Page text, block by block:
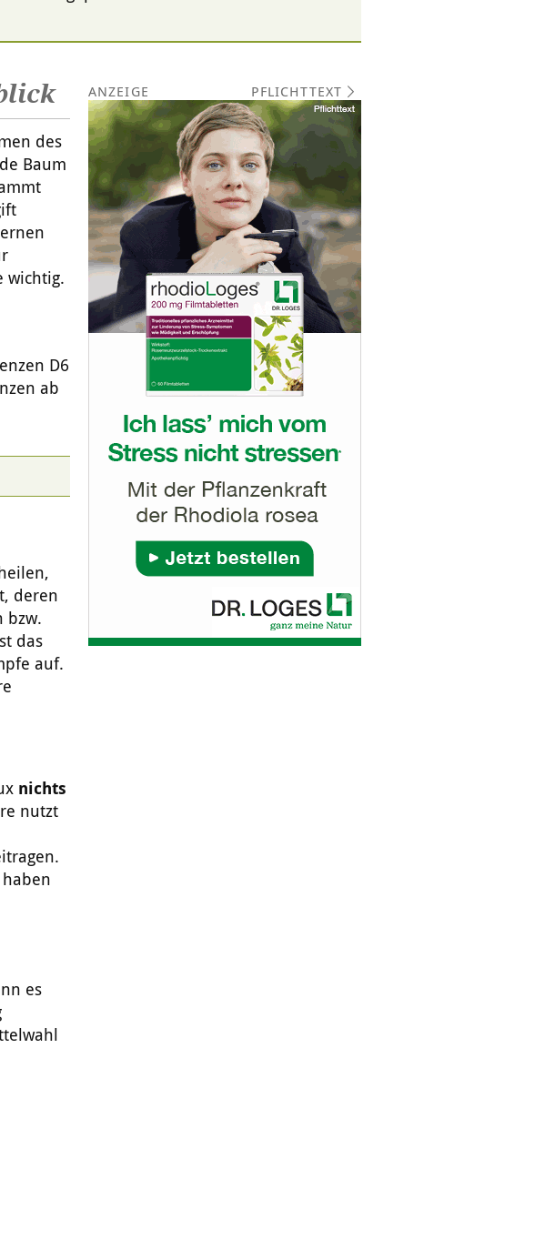
des
Baum
wichtig.
D6
ab
deren
bzw.
das
auf.
nichts
nutzt
es
PFLICHTTEXT